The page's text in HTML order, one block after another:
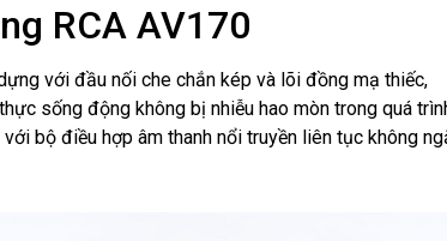
RCA AV170
với đầu nối che chắn kép và lõi đồng mạ thiếc,
sống động không bị nhiễu hao mòn trong quá
bộ điều hợp âm thanh nổi truyền liên tục không